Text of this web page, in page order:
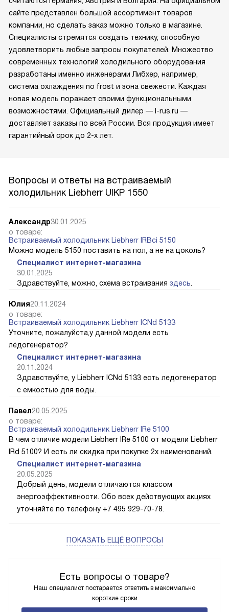
сайте представлен большой ассортимент товаров
компании, но сделать заказ можно только в магазине.
Специалисты стремятся создать технику, способную
удовлетворить любые запросы покупателей. Множество
современных технологий холодильного оборудования
разработаны именно инженерами Либхер, например,
система охлаждения no frost и зона свежести. Каждая
новая модель поражает своими функциональными
возможностями. Официальный дилер — l-rus.ru —
доставляет заказы по всей России. Вся продукция имеет
гарантийный срок до 2-х лет.
Вопросы и ответы на встраиваемый
холодильник Liebherr UIKP 1550
Есть вопросы о товаре?
Наш специалист постарается ответить в максимально
короткие сроки
Александр30.01.2025
о товаре:
Встраиваемый холодильник Liebherr IRBci 5150
Можно модель 5150 поставить на пол, а не на цоколь?
Специалист интернет-магазина
30.01.2025
Здравствуйте, можно, схема встраивания здесь.
Юлия20.11.2024
о товаре:
Встраиваемый холодильник Liebherr ICNd 5133
Уточните, пожалуйста,у данной модели есть
лёдогенератор?
Специалист интернет-магазина
20.11.2024
Здравствуйте, у Liebherr ICNd 5133 есть ледогенератор
с емкостью для воды.
Павел20.05.2025
о товаре:
Встраиваемый холодильник Liebherr IRe 5100
В чем отличие модели Liebherr IRe 5100 от модели Liebherr
IRd 5100? И есть ли скидка при покупке 2х наименований.
Специалист интернет-магазина
20.05.2025
Добрый день, модели отличаются классом
энергоэффективности. Обо всех действующих акциях
уточняйте по телефону +7 495 929-70-78.
ПОКАЗАТЬ ЕЩЁ ВОПРОСЫ